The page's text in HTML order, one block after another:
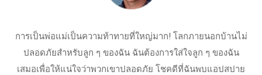
การเป็นพ่อแม่เป็นความท้าทายที่ใหญ่มาก! โลกภายนอกบ้านไม่
ปลอดภัยสำหรับลูก ๆ ของฉัน ฉันต้องการใส่ใจลูก ๆ ของฉัน
เสมอเพื่อให้แน่ใจว่าพวกเขาปลอดภัย โชคดีที่ฉันพบแอปสปาย